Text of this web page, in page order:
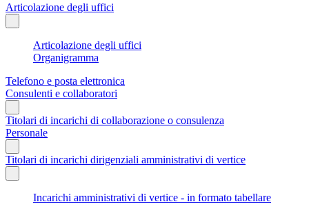
Articolazione degli uffici
Articolazione degli uffici
Organigramma
Telefono e posta elettronica
Consulenti e collaboratori
Titolari di incarichi di collaborazione o consulenza
Personale
Titolari di incarichi dirigenziali amministrativi di vertice
Incarichi amministrativi di vertice - in formato tabellare